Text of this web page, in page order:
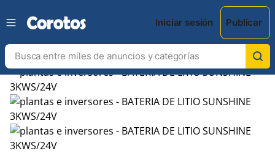
Iniciar sesión Publicar